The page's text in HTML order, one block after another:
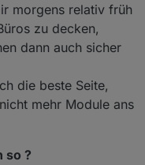
morgens relativ früh
zu decken,
dann auch sicher
die beste Seite,
mehr Module ans
so ?